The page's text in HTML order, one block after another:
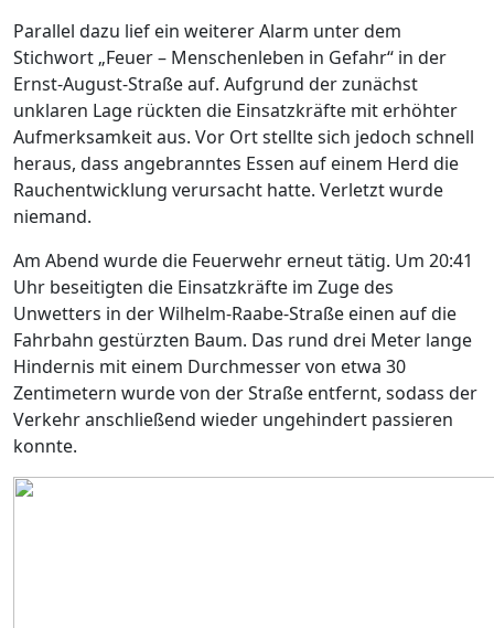
Parallel dazu lief ein weiterer Alarm unter dem
Stichwort „Feuer – Menschenleben in Gefahr“ in der
Ernst-August-Straße auf. Aufgrund der zunächst
unklaren Lage rückten die Einsatzkräfte mit erhöhter
Aufmerksamkeit aus. Vor Ort stellte sich jedoch schnell
heraus, dass angebranntes Essen auf einem Herd die
Rauchentwicklung verursacht hatte. Verletzt wurde
niemand.
Am Abend wurde die Feuerwehr erneut tätig. Um 20:41
Uhr beseitigten die Einsatzkräfte im Zuge des
Unwetters in der Wilhelm-Raabe-Straße einen auf die
Fahrbahn gestürzten Baum. Das rund drei Meter lange
Hindernis mit einem Durchmesser von etwa 30
Zentimetern wurde von der Straße entfernt, sodass der
Verkehr anschließend wieder ungehindert passieren
konnte.